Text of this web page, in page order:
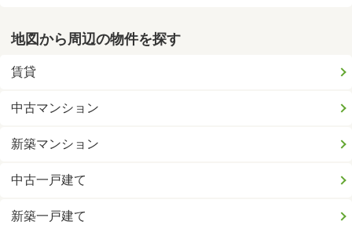
地図から周辺の物件を探す
賃貸
中古マンション
新築マンション
中古一戸建て
新築一戸建て